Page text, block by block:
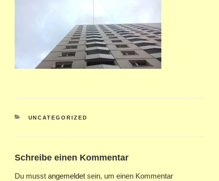
KATEGORIEN
UNCATEGORIZED
Schreibe einen Kommentar
Du musst angemeldet sein, um einen Kommentar